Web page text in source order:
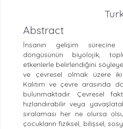
Abstract
İnsanın gelişim sürecine
döngüsünün biyolojik,
etkenlerle belirlendiğini
ve çevresel olmak üzere
Kalıtım ve çevre arasında
bulunmaktadır. Çevresel
hızlandırabilir veya
sıralaması her ne olursa
çocukların fiziksel, bilişsel,